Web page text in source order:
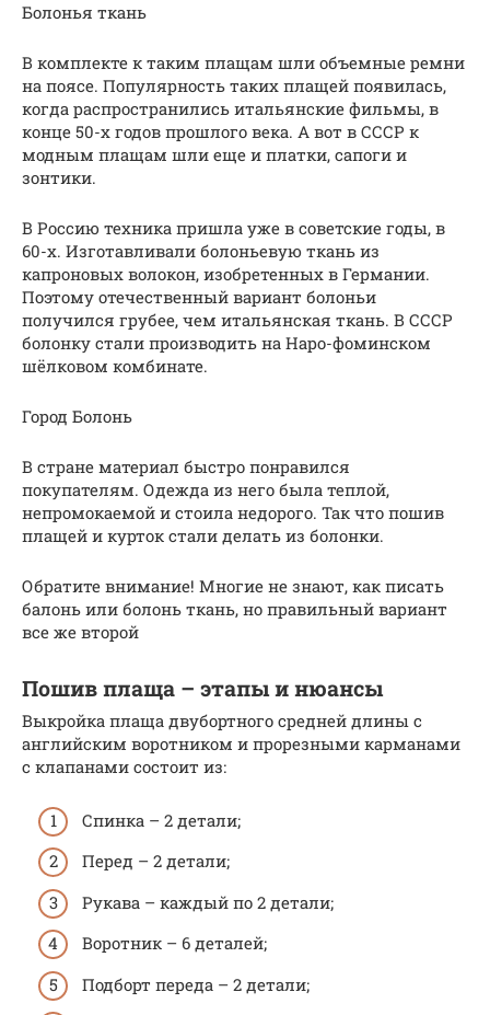
Болонья ткань
В комплекте к таким плащам шли объемные ремни
на поясе. Популярность таких плащей появилась,
когда распространились итальянские фильмы, в
конце 50-х годов прошлого века. А вот в СССР к
модным плащам шли еще и платки, сапоги и
зонтики.
В Россию техника пришла уже в советские годы, в
60-х. Изготавливали болоньевую ткань из
капроновых волокон, изобретенных в Германии.
Поэтому отечественный вариант болоньи
получился грубее, чем итальянская ткань. В СССР
болонку стали производить на Наро-фоминском
шёлковом комбинате.
Город Болонь
В стране материал быстро понравился
покупателям. Одежда из него была теплой,
непромокаемой и стоила недорого. Так что пошив
плащей и курток стали делать из болонки.
Обратите внимание! Многие не знают, как писать
балонь или болонь ткань, но правильный вариант
все же второй
Пошив плаща – этапы и нюансы
Выкройка плаща двубортного средней длины с
английским воротником и прорезными карманами
с клапанами состоит из:
Спинка – 2 детали;
Перед – 2 детали;
Рукава – каждый по 2 детали;
Воротник – 6 деталей;
Подборт переда – 2 детали;